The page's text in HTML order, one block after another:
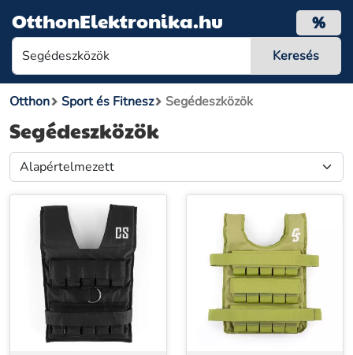
OtthonElektronika.hu %
Otthon Sport és Fitnesz Segédeszközök
Segédeszközök